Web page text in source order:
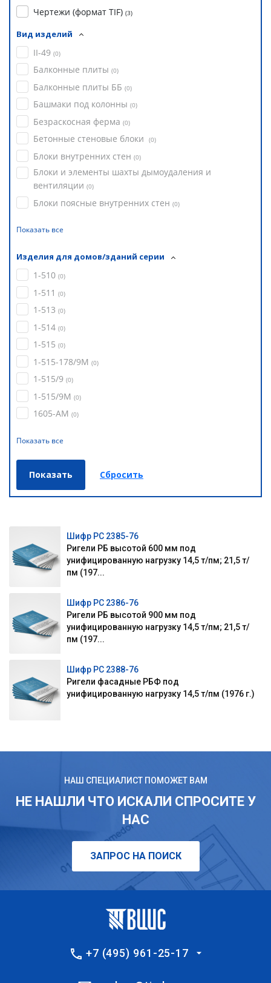
Чертежи (формат TIF) (3)
Вид изделий
II-49 (0)
Балконные плиты (0)
Балконные плиты ББ (0)
Башмаки под колонны (0)
Безраскосная ферма (0)
Бетонные стеновые блоки (0)
Блоки внутренних стен (0)
Блоки и элементы шахты дымоудаления и
вентиляции (0)
Блоки поясные внутренних стен (0)
Показать все
Изделия для домов/зданий серии
1-510 (0)
1-511 (0)
1-513 (0)
1-514 (0)
1-515 (0)
1-515-178/9М (0)
1-515/9 (0)
1-515/9М (0)
1605-АМ (0)
Показать все
Шифр РС 2385-76
Ригели РБ высотой 600 мм под
унифицированную нагрузку 14,5 т/пм; 21,5 т/
пм (197...
Шифр РС 2386-76
Ригели РБ высотой 900 мм под
унифицированную нагрузку 14,5 т/пм; 21,5 т/
пм (197...
Шифр РС 2388-76
Ригели фасадные РБФ под
унифицированную нагрузку 14,5 т/пм (1976 г.)
НАШ СПЕЦИАЛИСТ ПОМОЖЕТ ВАМ
НЕ НАШЛИ ЧТО ИСКАЛИ СПРОСИТЕ У
НАС
ЗАПРОС НА ПОИСК
+7 (495) 961-25-17